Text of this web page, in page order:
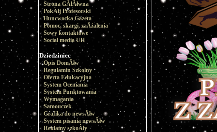
Strona GÂłĂłwna
PokĂłj Profesorski
Huncwocka Gazeta
Pomoc, skargi, zaÂżalenia
Sowy kontaktowe
Social media UH
Dziedziniec
Opis DomĂłw
Regulamin Szkolny
Oferta Edukacyjna
System Oceniania
System Punktowania
Wymagania
Samouczek
Grafika do newsĂłw
System pisania newsĂłw
Reklamy szkoÂły